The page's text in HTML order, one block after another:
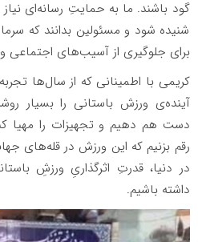
گود باشند. ما به حمایتِ رسانه‌ای
شنیده شود و مسئولین بدانند که
برای جلوگیری از آسیب‌های اجتماعی و
کریمی با اطمینانی که از سال‌ها
آینده‌ی ورزش باستانی را بسیار
دست هم دهیم و تجهیزات را مهیا
رقم بزنیم که این ورزش در قله‌های
در دنیا، قدرتِ اثرگذاریِ ورزشِ
داشته باشیم.